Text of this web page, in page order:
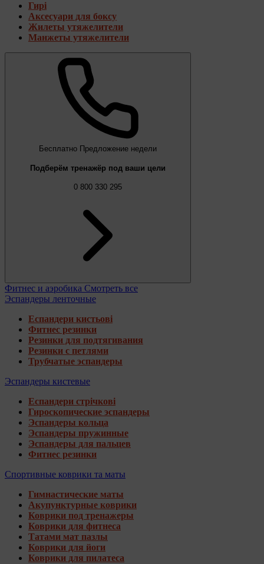
Гирі
Аксесуари для боксу
Жилеты утяжелители
Манжеты утяжелители
Бесплатно Предложение недели
Подберём тренажёр под ваши цели
0 800 330 295
Фитнес и аэробика Смотреть все
Эспандеры ленточные
Еспандери кистьові
Фитнес резинки
Резинки для подтягивания
Резинки с петлями
Трубчатые эспандеры
Эспандеры кистевые
Еспандери стрічкові
Гироскопические эспандеры
Эспандеры кольца
Эспандеры пружинные
Эспандеры для пальцев
Фитнес резинки
Спортивные коврики та маты
Гимнастические маты
Акупунктурные коврики
Коврики под тренажеры
Коврики для фитнеса
Татами мат пазлы
Коврики для йоги
Коврики для пилатеса